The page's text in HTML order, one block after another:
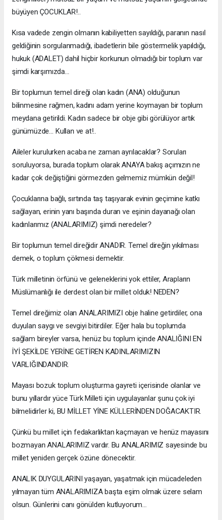
büyüyen ÇOCUKLAR!..
Kısa vadede zengin olmanın kabiliyetten sayıldığı, paranın nasıl
geldiğinin sorgulanmadığı, ibadetlerin bile göstermelik yapıldığı,
hukuk (ADALET) dahil hiçbir korkunun olmadığı bir toplum var
şimdi karşımızda…
Bir toplumun temel direği olan kadın (ANA) olduğunun
bilinmesine rağmen, kadını adam yerine koymayan bir toplum
meydana getirildi. Kadın sadece bir obje gibi görülüyor artık
günümüzde… Kullan ve at!..
Aileler kurulurken acaba ne zaman ayrılacaklar? Soruları
soruluyorsa, burada toplum olarak ANAYA bakış açımızın ne
kadar çok değiştiğini görmezden gelmemiz mümkün değil!
Çocuklarına bağlı, sırtında taş taşıyarak evinin geçimine katkı
sağlayan, erinin yanı başında duran ve eşinin dayanağı olan
kadınlarımız (ANALARIMIZ) şimdi neredeler?
Bir toplumun temel direğidir ANADIR. Temel direğin yıkılması
demek, o toplum çökmesi demektir.
Türk milletinin örfünü ve geleneklerini yok ettiler, Arapların
Müslümanlığı ile derdest olan bir millet olduk! NEDEN?
Temel direğimiz olan ANALARIMIZI obje haline getirdiler, ona
duyulan saygı ve sevgiyi bitirdiler. Eğer hala bu toplumda
sağlam bireyler varsa, henüz bu toplum içinde ANALIĞINI EN
İYİ ŞEKİLDE YERİNE GETİREN KADINLARIMIZIN
VARLIĞINDANDIR.
Mayası bozuk toplum oluşturma gayreti içerisinde olanlar ve
bunu yıllardır yüce Türk Milleti için uygulayanlar şunu çok iyi
bilmelidirler ki, BU MİLLET YİNE KÜLLERİNDEN DOĞACAKTIR.
Çünkü bu millet için fedakarlıktan kaçmayan ve henüz mayasını
bozmayan ANALARIMIZ vardır. Bu ANALARIMIZ sayesinde bu
millet yeniden gerçek özüne dönecektir.
ANALIK DUYGULARINI yaşayan, yaşatmak için mücadeleden
yılmayan tüm ANALARIMIZA başta eşim olmak üzere selam
olsun. Günlerini canı gönülden kutluyorum…